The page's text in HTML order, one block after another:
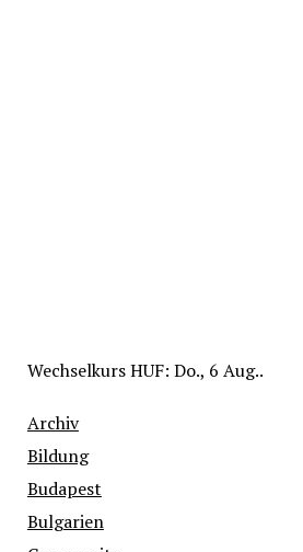
WechselkursHUF: Do., 6 Aug..
Archiv
Bildung
Budapest
Bulgarien